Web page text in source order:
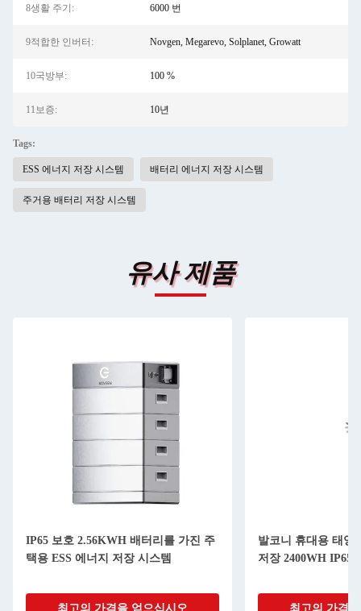
8생활 주기: 6000 번
9적합한 인버터: Novgen, Megarevo, Solplanet, Growatt
10국방부: 100 %
11보증: 10년
Tags:
ESS 에너지 저장 시스템 배터리 에너지 저장 시스템
주거용 배터리 저장 시스템
유사 제품
IP65 보호 2.56KWH 배터리를 가진 주
택용 ESS 에너지 저장 시스템
최고의 가격을 얻으십시오
발코니 휴대용 태양
저장 2400WH IP65
최고의 가격